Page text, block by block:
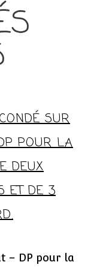
SUR
POUR LA
DEUX
ET DE 3
– DP pour la